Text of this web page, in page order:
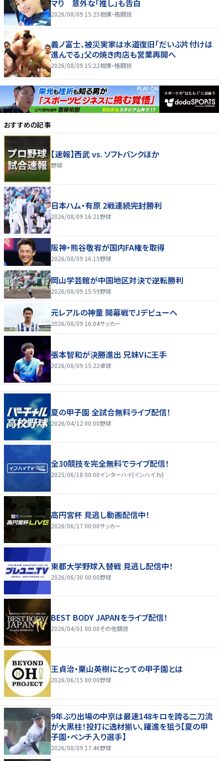
マり 意外な「推し」も告白
2026/08/09 15:25相撲・格闘技
義ノ富士、被災実家は水道復旧「だいぶ片付けは
進んでる」父の焼き肉店も営業再開へ
2026/08/09 15:22相撲・格闘技
おすすめの記事
【速報】西武 vs. ソフトバンクほか
野球
日本ハム・有原 2戦連続完封勝利
2026/08/09 16:21 野球
阪神・熊谷敬宥が国内FA権を取得
2026/08/09 16:15野球
岡山学芸館が中国地区対決で逆転勝利
2026/08/09 15:59野球
元レアルの神童 開幕戦でJデビューへ
2026/08/09 16:04サッカー
張本智和が決勝進出 兄妹Vに王手
2026/08/09 15:22卓球
夏の甲子園 全試合無料ライブ配信！
2026/04/12 00:00野球
全30競技を完全無料でライブ配信！
2025/06/18 00:00インターハイ(インハイ.tv)
高円宮杯 見逃し動画配信中！
2026/06/17 00:00サッカー
東都大学野球入替戦 見逃し配信中！
2026/06/30 00:00野球
BEST BODY JAPANをライブ配信！
2026/04/01 00:00その他競技
王貞治・栗山英樹にとっての甲子園とは
2026/06/15 00:00野球
9年ぶり出場の中京は最速148キロを誇る二刀流
が大黒柱！投打に逸材揃い、躍進を狙う【夏の甲
子園・ベンチ入り選手】
2026/08/09 17:46野球